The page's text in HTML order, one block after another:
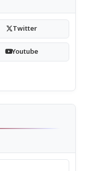
Twitter
Youtube